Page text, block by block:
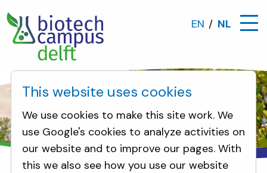
EN NL
This website uses cookies
We use cookies to make this site work. We
use Google's cookies to analyze activities on
our website and to improve our pages. With
this we also see how you use our website